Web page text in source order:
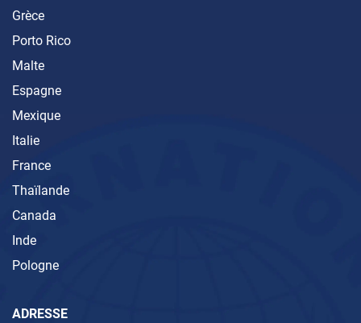
Grèce
Porto Rico
Malte
Espagne
Mexique
Italie
France
Thaïlande
Canada
Inde
Pologne
ADRESSE